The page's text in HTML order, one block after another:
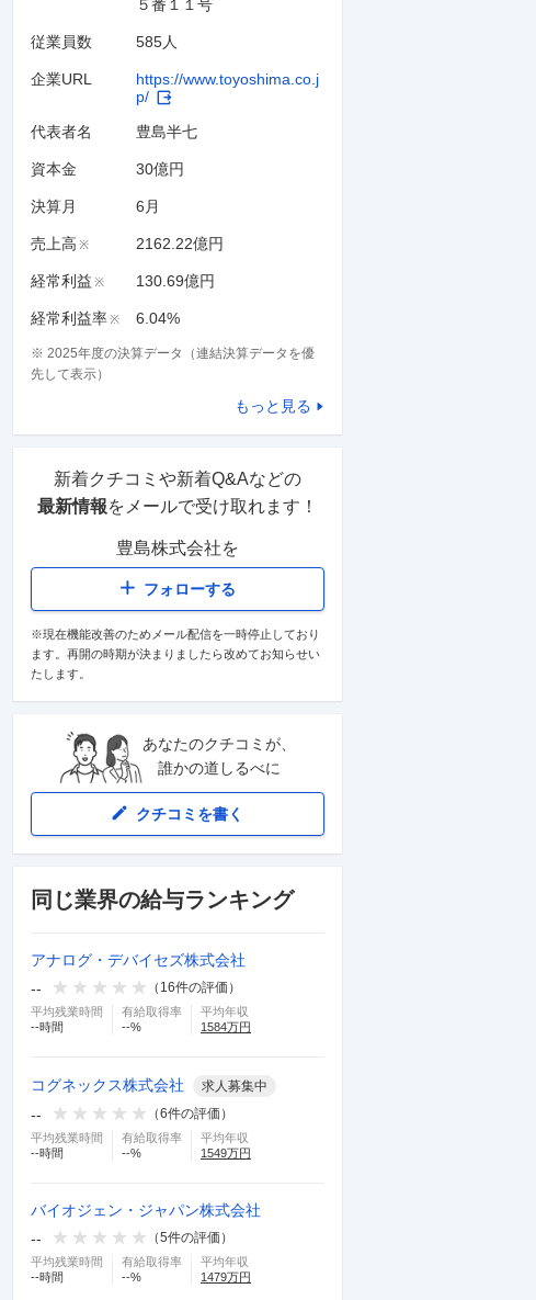
５番１１号
従業員数 585人
企業URL
https://www.toyoshima.co.j
p/
代表者名 豊島半七
資本金 30億円
決算月 6月
売上高 ※ 2162.22億円
経常利益 ※ 130.69億円
経常利益率※ 6.04%
※ 2025年度の決算データ（連結決算データを優
先して表示）
もっと見る
新着クチコミや新着Q&Aなどの
最新情報をメールで受け取れます！
豊島株式会社を
フォローする
※現在機能改善のためメール配信を一時停止しており
ます。再開の時期が決まりましたら改めてお知らせい
たします。
あなたのクチコミが、
誰かの道しるべに
クチコミを書く
同じ業界の給与ランキング
アナログ・デバイセズ株式会社
--
（ 16件の評価）
平均残業時間
--時間
有給取得率
--%
平均年収
1584万円
コグネックス株式会社 求人募集中
-- （6件の評価）
平均残業時間
--時間
有給取得率
--%
平均年収
1549万円
バイオジェン・ジャパン株式会社
--
（5件の評価）
平均残業時間
--時間
有給取得率
--%
平均年収
1479万円